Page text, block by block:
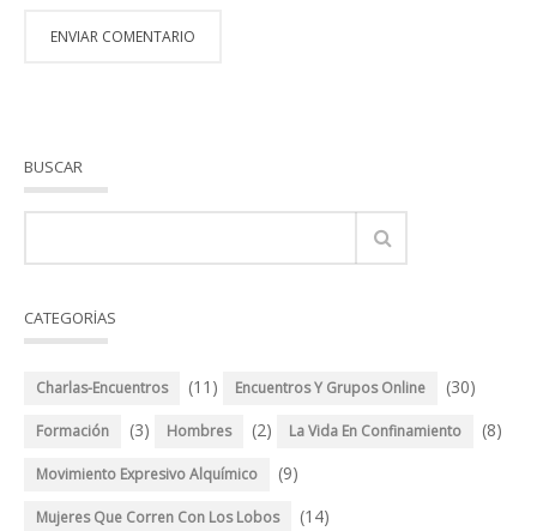
BUSCAR
CATEGORÍAS
Charlas-Encuentros (11) Encuentros Y Grupos Online (30)
Formación (3) Hombres (2) La Vida En Confinamiento (8)
Movimiento Expresivo Alquímico (9)
Mujeres Que Corren Con Los Lobos (14)